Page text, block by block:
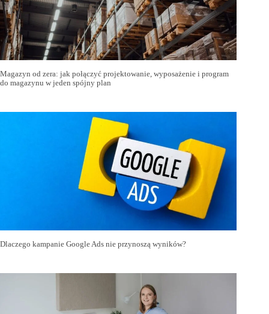
Magazyn od zera: jak połączyć projektowanie, wyposażenie i program
do magazynu w jeden spójny plan
Dlaczego kampanie Google Ads nie przynoszą wyników?